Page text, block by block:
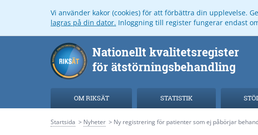
Vi använder kakor (cookies) för att förbättra din upplevelse.
lagras på din dator. Inloggning till register fungerar endast
OM RIKSÄT STATISTIK
Startsida Nyheter Ny registrering för patienter som ej påbörjar